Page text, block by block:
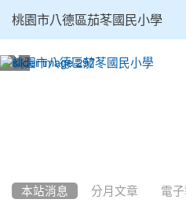
桃園市八德區茄苳國民小學
本站消息 分月文章 電